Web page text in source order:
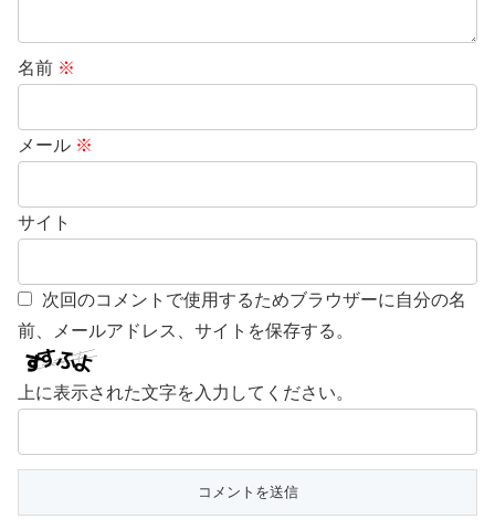
名前 ※
メール ※
サイト
次回のコメントで使用するためブラウザーに自分の名
前、メールアドレス、サイトを保存する。
上に表示された文字を入力してください。